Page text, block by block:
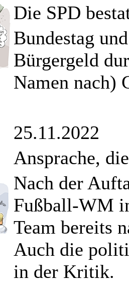
Die SPD
Bundestag
Bürgergeld
Namen nach)
25.11.2022
Ansprache,
Nach der
Fußball-WM
Team bereits
Auch die
in der Kritik.